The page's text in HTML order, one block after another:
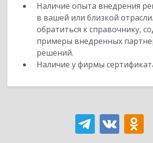
Наличие опыта внедрения
в вашей или близкой
обратиться к справочнику,
примеры внедренных
решений.
Наличие у фирмы